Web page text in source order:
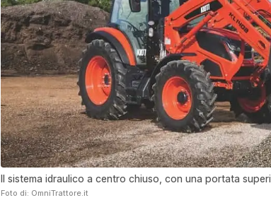
Il sistema idraulico a centro chiuso, con una portata
Foto di: OmniTrattore.it